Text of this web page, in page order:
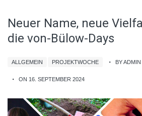
Neuer Name, neue
die von-Bülow-Days
ALLGEMEIN PROJEKTWOCHE BY ADMIN
ON 16. SEPTEMBER 2024